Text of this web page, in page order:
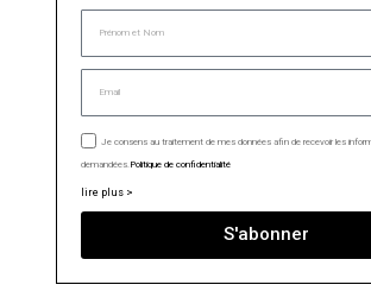
Je consens au traitement de mes données afin de recevoir les
demandées. Politique de confidentialité
lire plus >
S'abonner